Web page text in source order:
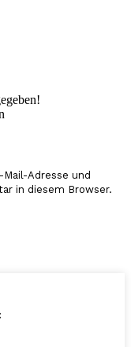
Adresse und
in diesem Browser.